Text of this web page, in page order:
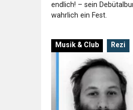
endlich! – sein
wahrlich ein Fest.
Musik & Club Rezi